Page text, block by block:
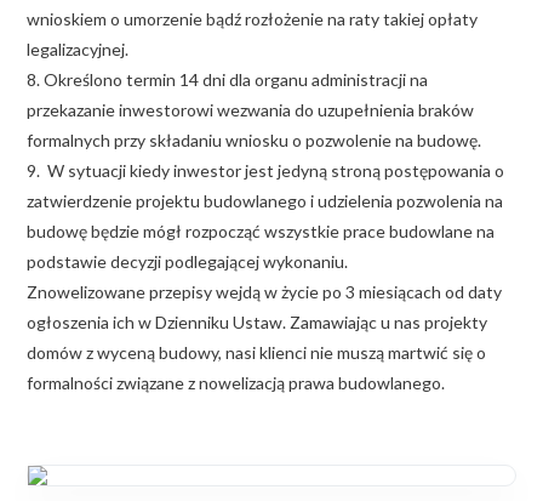
wnioskiem o umorzenie bądź rozłożenie na raty takiej opłaty
legalizacyjnej.
8. Określono termin 14 dni dla organu administracji na
przekazanie inwestorowi wezwania do uzupełnienia braków
formalnych przy składaniu wniosku o pozwolenie na budowę.
9. W sytuacji kiedy inwestor jest jedyną stroną postępowania o
zatwierdzenie projektu budowlanego i udzielenia pozwolenia na
budowę będzie mógł rozpocząć wszystkie prace budowlane na
podstawie decyzji podlegającej wykonaniu.
Znowelizowane przepisy wejdą w życie po 3 miesiącach od daty
ogłoszenia ich w Dzienniku Ustaw. Zamawiając u nas projekty
domów z wyceną budowy, nasi klienci nie muszą martwić się o
formalności związane z nowelizacją prawa budowlanego.